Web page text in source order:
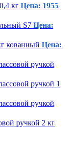
кг Цена: 1955
S7 Цена:
кованный Цена:
ручкой
ручкой 1
ручкой
ручкой 2 кг